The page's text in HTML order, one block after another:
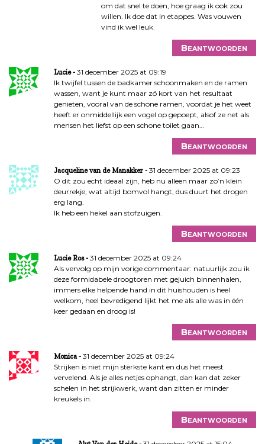
om dat snel te doen, hoe graag ik ook zou
willen. Ik doe dat in etappes. Was vouwen
vind ik wel leuk.
Beantwoorden
Lucie
31 december 2025 at 09:19
Ik twijfel tussen de badkamer schoonmaken en de ramen
wassen, want je kunt maar zó kort van het resultaat
genieten, vooral van de schone ramen, voordat je het weet
heeft er onmiddellijk een vogel op gepoept, alsof ze net als
mensen het liefst op een schone toilet gaan…
Beantwoorden
Jacqueline van de Manakker
31 december 2025 at 09:23
O dit zou echt ideaal zijn, heb nu alleen maar zo’n klein
deurrekje, wat altijd bomvol hangt, dus duurt het drogen
erg lang.
Ik heb een hekel aan stofzuigen.
Beantwoorden
Lucie Ros
31 december 2025 at 09:24
Als vervolg op mijn vorige commentaar: natuurlijk zou ik
deze formidabele droogtoren met gejuich binnenhalen,
immers elke helpende hand in dit huishouden is heel
welkom, heel bevredigend lijkt het me als alle was in één
keer gedaan en droog is!
Beantwoorden
Monica
31 december 2025 at 09:24
Strijken is niet mijn sterkste kant en dus het meest
vervelend. Als je alles netjes ophangt, dan kan dat zeker
schelen in het strijkwerk, want dan zitten er minder
kreukels in.
Beantwoorden